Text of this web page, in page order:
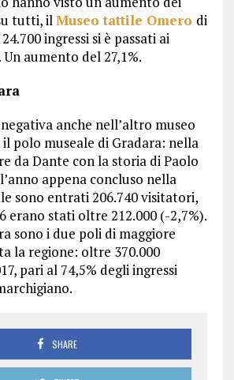
tutti, ilMuseo tattile Omero di
ingressi si è passati ai
Un aumento del 27,1%.
anche nell’altro museo
polo museale di Gradara: nella
da Dante con la storia di Paolo
appena concluso nella
sono entrati 206.740 visitatori,
erano stati oltre 212.000 (-2,7%).
sono i due poli di maggiore
la regione: oltre 370.000
pari al 74,5% degli ingressi
SHARE